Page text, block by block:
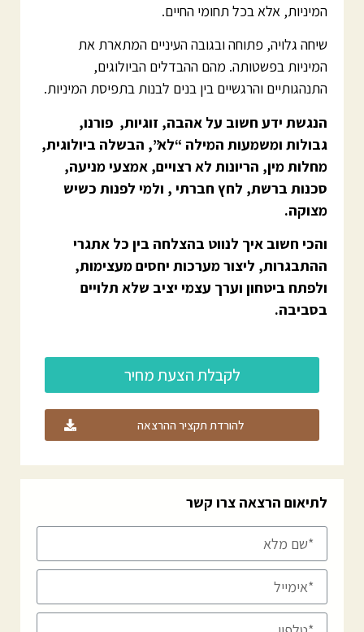
המיניות, אלא בכל תחומי החיים.
שיחה גלויה, פתוחה ובגובה העיניים המתארת את
המיניות בפשטותה. מהם ההבדלים הביולוגים,
התנהגותיים והרגשיים בין בנים לבנות בתפיסת המיניות.
הנגשת ידע חשוב על אהבה, זוגיות, פורנו,
גבולות ומשמעות המילה “לא”, הבשלה ביולוגית,
מחלות מין, הריונות לא רצויים, אמצעי מניעה,
סכנות ברשת, לחץ חברתי , ולמי לפנות כשיש
מצוקה.
והכי חשוב איך לנווט בהצלחה בין כל אתגרי
ההתבגרות, ליצור מערכות יחסים מעצימות,
ולפתח ביטחון וערך עצמי יציב שלא תלויים
בסביבה.
לקבלת הצעת מחיר
להורדת תקציר ההרצאה
לתיאום הרצאה צרו קשר